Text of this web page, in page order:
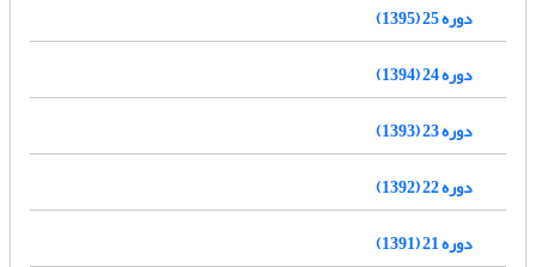
دوره 25 (1395)
دوره 24 (1394)
دوره 23 (1393)
دوره 22 (1392)
دوره 21 (1391)